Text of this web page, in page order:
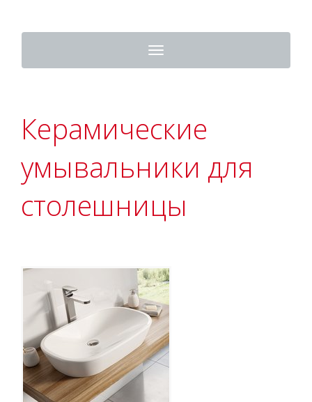
Toggle
navigation
Керамические
умывальники для
столешницы